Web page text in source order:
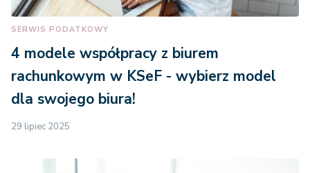
SERWIS PODATKOWY
4 modele współpracy z biurem
rachunkowym w KSeF - wybierz model
dla swojego biura!
29 lipiec 2025